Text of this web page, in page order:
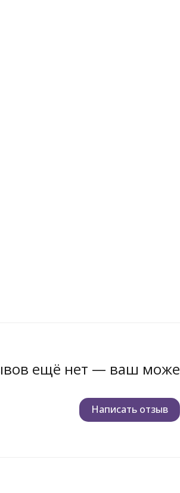
ещё нет — ваш
Написать отзыв